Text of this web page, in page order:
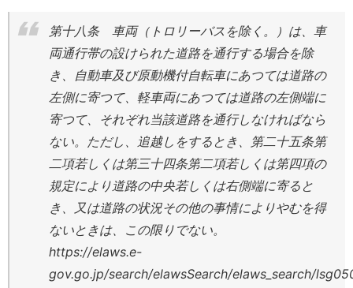
第十八条 車両（トロリーバスを除く。）は、車
両通行帯の設けられた道路を通行する場合を除
き、自動車及び原動機付自転車にあつては道路の
左側に寄つて、軽車両にあつては道路の左側端に
寄つて、それぞれ当該道路を通行しなければなら
ない。ただし、追越しをするとき、第二十五条第
二項若しくは第三十四条第二項若しくは第四項の
規定により道路の中央若しくは右側端に寄ると
き、又は道路の状況その他の事情によりやむを得
ないときは、この限りでない。
https://elaws.e-
gov.go.jp/search/elawsSearch/elaws_search/